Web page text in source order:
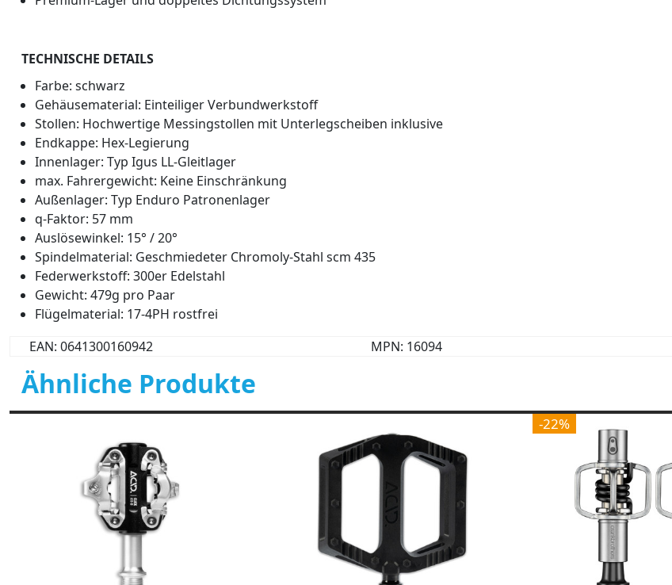
TECHNISCHE DETAILS
Farbe: schwarz
Gehäusematerial: Einteiliger Verbundwerkstoff
Stollen: Hochwertige Messingstollen mit Unterlegscheiben inklusive
Endkappe: Hex-Legierung
Innenlager: Typ Igus LL-Gleitlager
max. Fahrergewicht: Keine Einschränkung
Außenlager: Typ Enduro Patronenlager
q-Faktor: 57 mm
Auslösewinkel: 15° / 20°
Spindelmaterial: Geschmiedeter Chromoly-Stahl scm 435
Federwerkstoff: 300er Edelstahl
Gewicht: 479g pro Paar
Flügelmaterial: 17-4PH rostfrei
EAN: 0641300160942
MPN: 16094
Ähnliche Produkte
-22%